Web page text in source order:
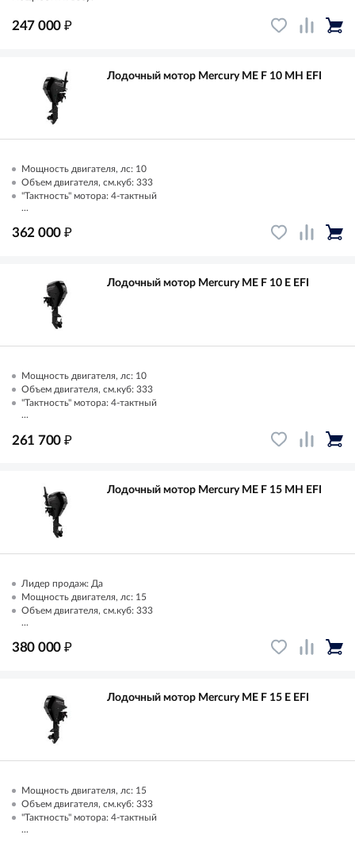
247 000 ₽
Лодочный мотор Mercury ME F 10 MH EFI
Мощность двигателя, лс: 10
Объем двигателя, см.куб: 333
"Тактность" мотора: 4-тактный
...
362 000 ₽
Лодочный мотор Mercury ME F 10 E EFI
Мощность двигателя, лс: 10
Объем двигателя, см.куб: 333
"Тактность" мотора: 4-тактный
...
261 700 ₽
Лодочный мотор Mercury ME F 15 MH EFI
Лидер продаж: Да
Мощность двигателя, лс: 15
Объем двигателя, см.куб: 333
...
380 000 ₽
Лодочный мотор Mercury ME F 15 E EFI
Мощность двигателя, лс: 15
Объем двигателя, см.куб: 333
"Тактность" мотора: 4-тактный
...